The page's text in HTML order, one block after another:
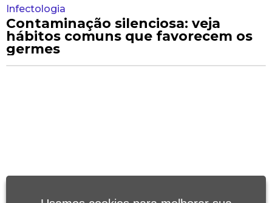
Infectologia
Contaminação silenciosa: veja
hábitos comuns que favorecem os
germes